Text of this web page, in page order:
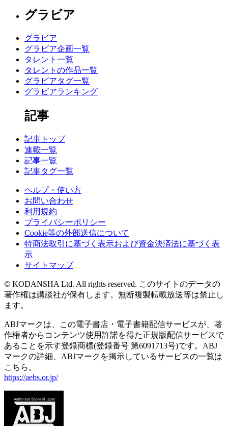
グラビア
グラビア
グラビア企画一覧
タレント一覧
タレントの作品一覧
グラビアタグ一覧
グラビアランキング
記事
記事トップ
連載一覧
記事一覧
記事タグ一覧
ヘルプ・使い方
お問い合わせ
利用規約
プライバシーポリシー
Cookie等の外部送信について
特商法取引に基づく表示および資金決済法に基づく表
示
サイトマップ
© KODANSHA Ltd. All rights reserved. このサイトのデータの
著作権は講談社が保有します。無断複製転載放送等は禁止し
ます。
ABJマークは、この電子書店・電子書籍配信サービスが、著
作権者からコンテンツ使用許諾を得た正規版配信サービスで
あることを示す登録商標(登録番号 第6091713号)です。ABJ
マークの詳細、ABJマークを掲示しているサービスの一覧は
こちら。
https://aebs.or.jp/